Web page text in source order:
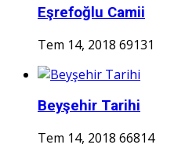
Eşrefoğlu Camii
Tem 14, 2018 69131
Beyşehir Tarihi
Tem 14, 2018 66814